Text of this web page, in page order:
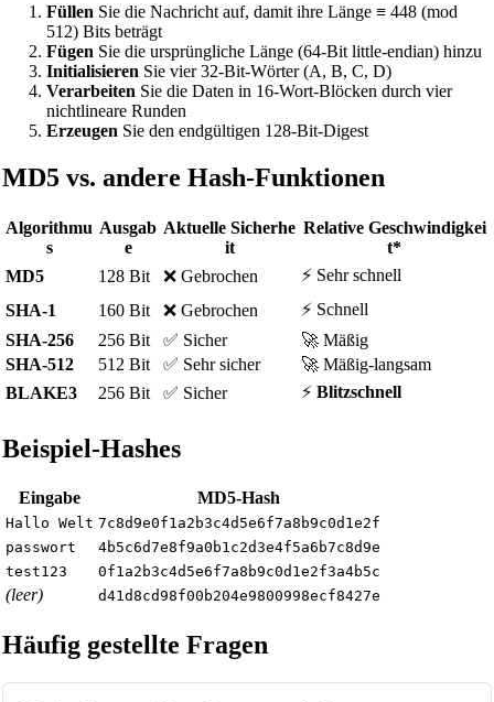
Füllen Sie die Nachricht auf, damit ihre Länge ≡ 448 (mod
512) Bits beträgt
Fügen Sie die ursprüngliche Länge (64-Bit little-endian) hinzu
Initialisieren Sie vier 32-Bit-Wörter (A, B, C, D)
Verarbeiten Sie die Daten in 16-Wort-Blöcken durch vier
nichtlineare Runden
Erzeugen Sie den endgültigen 128-Bit-Digest
MD5 vs. andere Hash-Funktionen
Algorithmu
s
Ausgab
e
Aktuelle Sicherhe
it
Relative Geschwindigkei
t*
MD5
128 Bit ❌ Gebrochen
⚡ Sehr schnell
SHA-1
160 Bit ❌ Gebrochen
⚡ Schnell
SHA-256
256 Bit ✅ Sicher
🚀 Mäßig
SHA-512
512 Bit ✅ Sehr sicher
🚀 Mäßig-langsam
BLAKE3
256 Bit ✅ Sicher ⚡ Blitzschnell
Beispiel-Hashes
Eingabe MD5-Hash
Hallo Welt 7c8d9e0f1a2b3c4d5e6f7a8b9c0d1e2f
passwort
4b5c6d7e8f9a0b1c2d3e4f5a6b7c8d9e
test123
0f1a2b3c4d5e6f7a8b9c0d1e2f3a4b5c
(leer) d41d8cd98f00b204e9800998ecf8427e
Häufig gestellte Fragen